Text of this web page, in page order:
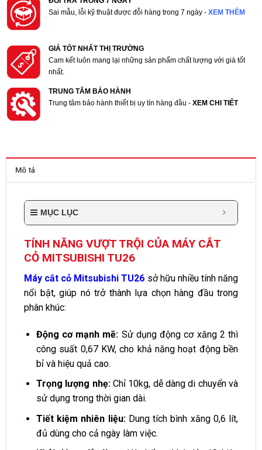
Sai mẫu, lỗi kỹ thuật được đỗi hàng trong 7 ngày - XEM THÊM
GIÁ TỐT NHẤT THỊ TRƯỜNG
Cam kết luôn mang lại những sản phẩm chất lượng với giá tốt
nhất.
TRUNG TÂM BẢO HÀNH
Trung tâm bảo hành thiết bị uy tín hàng đầu -XEM CHI TIẾT
Mô tả
MỤC LỤC
TÍNH NĂNG VƯỢT TRỘI CỦA MÁY CẮT
CỎ MITSUBISHI TU26
Máy cắt cỏ Mitsubishi TU26 sở hữu nhiều tính năng
nổi bật, giúp nó trở thành lựa chọn hàng đầu trong
phân khúc:
Động cơ mạnh mẽ: Sử dụng động cơ xăng 2 thì
công suất 0,67 KW, cho khả năng hoạt động bền
bỉ và hiệu quả cao.
Trọng lượng nhẹ:Chỉ 10kg, dễ dàng di chuyển và
sử dụng trong thời gian dài.
Tiết kiệm nhiên liệu:Dung tích bình xăng 0,6 lít,
đủ dùng cho cả ngày làm việc.